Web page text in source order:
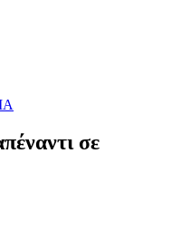
σε